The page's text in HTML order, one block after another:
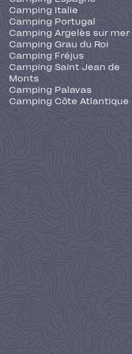
Camping Italie
Camping Portugal
Camping Argelès sur mer
Camping Grau du Roi
Camping Fréjus
Camping Saint Jean de
Monts
Camping Palavas
Camping Côte Atlantique